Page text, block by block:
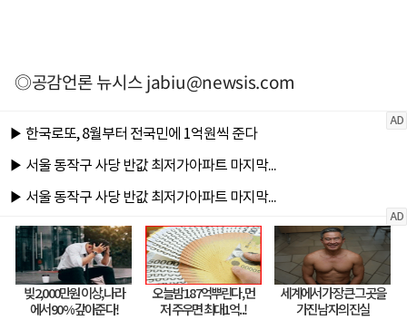
◎공감언론 뉴시스jabiu@newsis.com